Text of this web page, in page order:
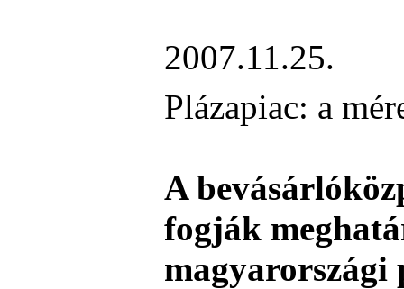
2007.11.25.
Plázapiac: a
A
fogják
magyarországi